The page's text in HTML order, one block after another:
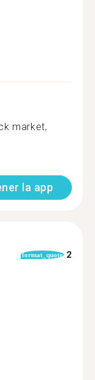
market,
la app
format_quote 2